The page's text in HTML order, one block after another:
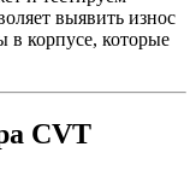
выявить износ
корпусе, которые
CVT